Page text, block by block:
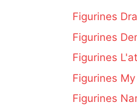
Figurines
Figurines
Figurines
Figurines
Figurines